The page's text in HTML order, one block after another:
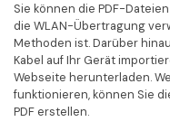
Sie können die PDF-
die WLAN-Übertragung
Methoden ist. Darüber
Kabel auf Ihr Gerät
Webseite herunterladen.
funktionieren, können Sie
PDF erstellen.